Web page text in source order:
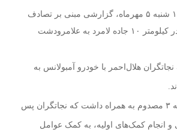
گفت: در ساعت ۱۹:۳۶ شنبه ۵ مهرماه، گزارشی مبنی بر تصادف
خودرو ال ۹۰ و پراید در کیلومتر ۱۰ جاده لامرد به علامرودشت
نجاتگران هلال‌احمر با خودرو آمبولانس به
این حادثه ۳ مصدوم به همراه داشت که نجاتگران پس
و انجام کمک‌های اولیه‌، به کمک عوامل